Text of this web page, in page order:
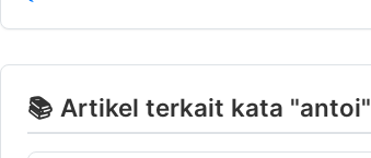
📚 Artikel terkait kata "antoi"